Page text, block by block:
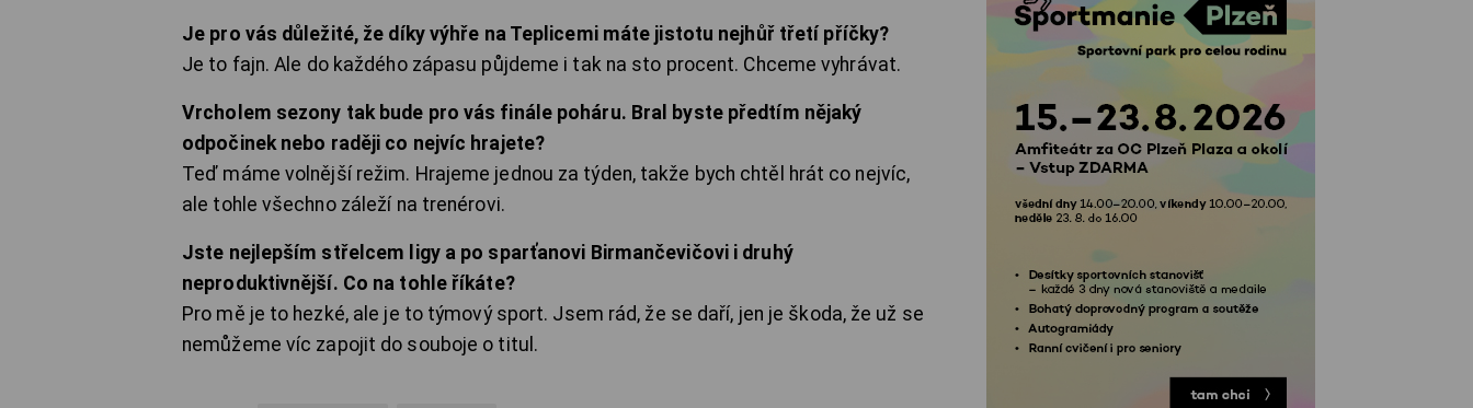
Je pro vás důležité, že díky výhře na Teplicemi máte jistotu nejhůř třetí příčky?
Je to fajn. Ale do každého zápasu půjdeme i tak na sto procent. Chceme vyhrávat.
Vrcholem sezony tak bude pro vás finále poháru. Bral byste předtím nějaký
odpočinek nebo raději co nejvíc hrajete?
Teď máme volnější režim. Hrajeme jednou za týden, takže bych chtěl hrát co nejvíc,
ale tohle všechno záleží na trenérovi.
Jste nejlepším střelcem ligy a po sparťanovi Birmančevičovi i druhý
neproduktivnější. Co na tohle říkáte?
Pro mě je to hezké, ale je to týmový sport. Jsem rád, že se daří, jen je škoda, že už se
nemůžeme víc zapojit do souboje o titul.